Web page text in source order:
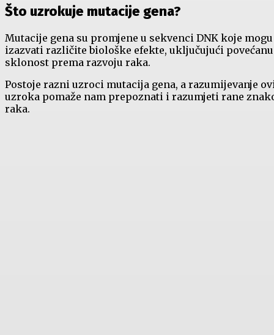
Što uzrokuje mutacije gena?
Mutacije gena su promjene u sekvenci DNK koje mogu
izazvati različite biološke efekte, uključujući povećanu
sklonost prema razvoju raka.
Postoje razni uzroci mutacija gena, a razumijevanje
uzroka pomaže nam prepoznati i razumjeti rane
raka.